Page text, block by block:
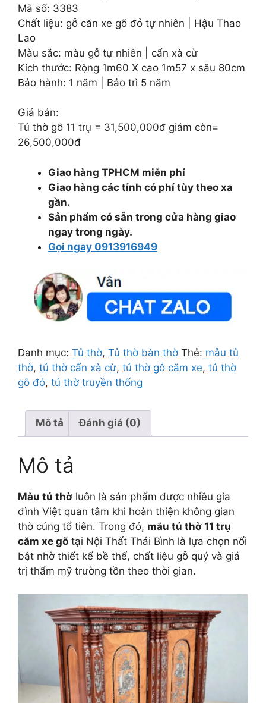
26.500.000 ₫.
Mã số: 3383
Chất liệu: gỗ căn xe gõ đỏ tự nhiên | Hậu Thao
Lao
Màu sắc: màu gỗ tự nhiên | cẩn xà cừ
Kích thước: Rộng 1m60 X cao 1m57 x sâu 80cm
Bảo hành: 1 năm | Bảo trì 5 năm
Giá bán:
Tủ thờ gỗ 11 trụ = 31,500,000đ giảm còn=
26,500,000đ
Giao hàng TPHCM miễn phí
Giao hàng các tỉnh có phí tùy theo xa
gần.
Sản phẩm có sẵn trong cửa hàng giao
ngay trong ngày.
Gọi ngay 0913916949
Danh mục: Tủ thờ, Tủ thờ bàn thờ Thẻ: mẫu tủ
thờ, tủ thờ cẩn xà cừ, tủ thờ gỗ căm xe, tủ thờ
gõ đỏ, tủ thờ truyền thống
Mô tả Đánh giá (0)
Mô tả
Mẫu tủ thờ luôn là sản phẩm được nhiều gia
đình Việt quan tâm khi hoàn thiện không gian
thờ cúng tổ tiên. Trong đó, mẫu tủ thờ 11 trụ
căm xe gõ tại Nội Thất Thái Bình là lựa chọn nổi
bật nhờ thiết kế bề thế, chất liệu gỗ quý và giá
trị thẩm mỹ trường tồn theo thời gian.